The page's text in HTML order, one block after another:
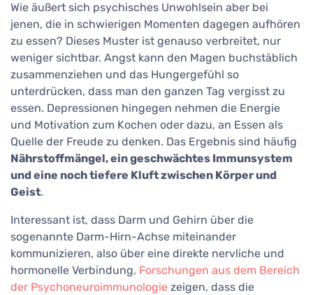
Wie äußert sich psychisches Unwohlsein aber bei
jenen, die in schwierigen Momenten dagegen aufhören
zu essen? Dieses Muster ist genauso verbreitet, nur
weniger sichtbar. Angst kann den Magen buchstäblich
zusammenziehen und das Hungergefühl so
unterdrücken, dass man den ganzen Tag vergisst zu
essen. Depressionen hingegen nehmen die Energie
und Motivation zum Kochen oder dazu, an Essen als
Quelle der Freude zu denken. Das Ergebnis sind häufig
Nährstoffmängel, ein geschwächtes Immunsystem
und eine noch tiefere Kluft zwischen Körper und
Geist.
Interessant ist, dass Darm und Gehirn über die
sogenannte Darm-Hirn-Achse miteinander
kommunizieren, also über eine direkte nervliche und
hormonelle Verbindung. Forschungen aus dem Bereich
der Psychoneuroimmunologie zeigen, dass die